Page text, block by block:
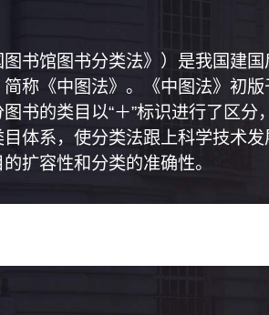
图书馆图书分类法》）是我国建
称《中图法》。《中图法》初
书的类目以“＋”标识进行了区
体系，使分类法跟上科学技术
扩容性和分类的准确性。